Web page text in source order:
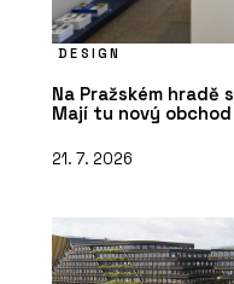
DESIGN
Na Pražském hradě
Mají tu nový
21. 7. 2026